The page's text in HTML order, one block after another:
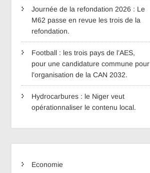
Journée de la refondation 2026 : Le
M62 passe en revue les trois de la
refondation.
Football : les trois pays de l’AES,
pour une candidature commune pour
l’organisation de la CAN 2032.
Hydrocarbures : le Niger veut
opérationnaliser le contenu local.
Economie